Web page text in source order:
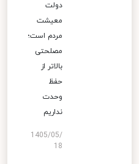
دولت
معیشت
مردم است؛
مصلحتی
بالاتر از
حفظ
وحدت
نداریم
1405/05/
18